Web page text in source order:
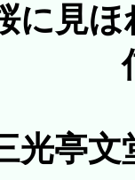
て
歌
会